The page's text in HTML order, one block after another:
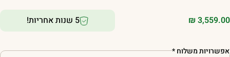
5 שנות אחריות! ₪
משלוח*